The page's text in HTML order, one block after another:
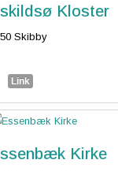
Kloster
Skibby
Link
Kirke